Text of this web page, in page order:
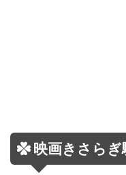
映画きさら